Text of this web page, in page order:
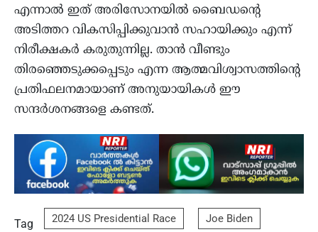
എന്നാൽ ഇത് അരിസോനയിൽ ബൈഡന്റെ
അടിത്തറ വികസിപ്പിക്കുവാൻ സഹായിക്കും എന്ന്
നിരീക്ഷകർ കരുതുന്നില്ല. താൻ വീണ്ടും
തിരഞ്ഞെടുക്കപ്പെടും എന്ന ആത്മവിശ്വാസത്തിന്റെ
പ്രതിഫലനമായാണ് അനുയായികൾ ഈ
സന്ദർശനങ്ങളെ കണ്ടത്.
Tag
2024 US Presidential Race Joe Biden